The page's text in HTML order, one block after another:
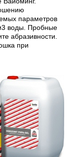
параметров
воды. Пробные
абразивности.
при